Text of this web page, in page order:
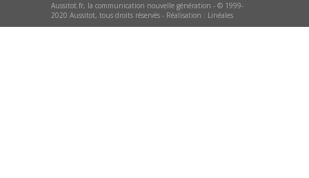
Aussitot.fr, la communication nouvelle génération - © 1999-
2020 Aussitot, tous droits réservés - Réalisation : Linéales